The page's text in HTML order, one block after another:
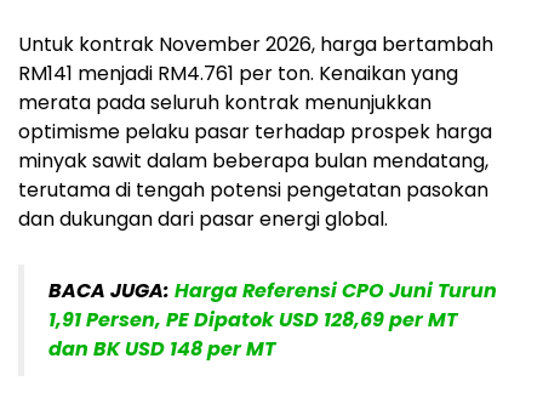
Untuk kontrak November 2026, harga bertambah
RM141 menjadi RM4.761 per ton. Kenaikan yang
merata pada seluruh kontrak menunjukkan
optimisme pelaku pasar terhadap prospek harga
minyak sawit dalam beberapa bulan mendatang,
terutama di tengah potensi pengetatan pasokan
dan dukungan dari pasar energi global.
BACA JUGA: Harga Referensi CPO Juni Turun
1,91 Persen, PE Dipatok USD 128,69 per MT
dan BK USD 148 per MT